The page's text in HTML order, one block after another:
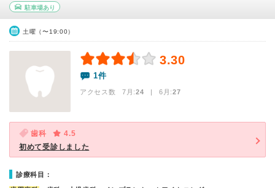
駐車場あり
土曜（〜19:00）
3.30
1件
アクセス数 7月:24 | 6月:27
歯科
4.5
初めて受診しました
診療科目：